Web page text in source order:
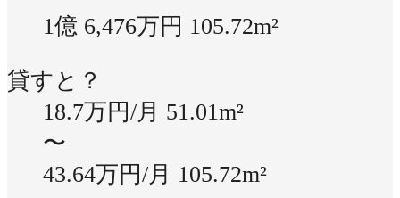
1億 6,476万円 105.72m²
貸すと？
18.7万円/月 51.01m²
〜
43.64万円/月 105.72m²